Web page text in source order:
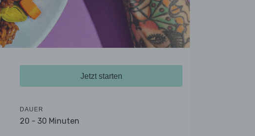
Jetzt starten
DAUER
20 - 30 Minuten